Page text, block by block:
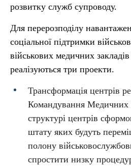
розвитку служб супроводу.
Для перерозподілу
соціальної підтримки
військових медичних
реалізуються три проекти.
Трансформація центрів
Командування Медичних
структурі центрів
штату яких будуть
полону
спростити низку